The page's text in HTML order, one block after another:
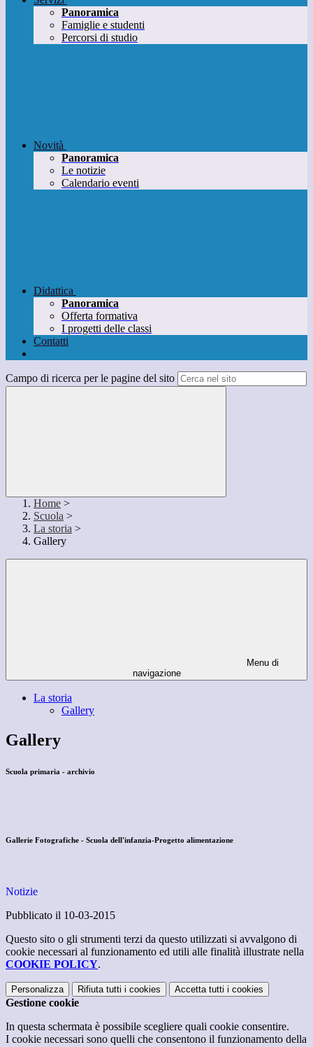
Panoramica
Famiglie e studenti
Percorsi di studio
Novità
Panoramica
Le notizie
Calendario eventi
Didattica
Panoramica
Offerta formativa
I progetti delle classi
Contatti
Campo di ricerca per le pagine del sito
Home >
Scuola >
La storia >
Gallery
Menu di
navigazione
La storia
Gallery
Gallery
Scuola primaria - archivio
Gallerie Fotografiche - Scuola dell'infanzia-Progetto alimentazione
Notizie
Pubblicato il 10-03-2015
Questo sito o gli strumenti terzi da questo utilizzati si avvalgono di
cookie necessari al funzionamento ed utili alle finalità illustrate nella
COOKIE POLICY.
Personalizza Rifiuta tutti i cookies Accetta tutti i cookies
Gestione cookie
In questa schermata è possibile scegliere quali cookie consentire.
I cookie necessari sono quelli che consentono il funzionamento della